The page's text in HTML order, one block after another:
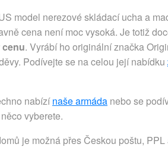
model nerezové skládací ucha a
cena není moc vysoká. Je totiž
. Vyrábí ho originální značka
Podívejte se na celou její nabídku
nabízínaše armáda nebo se
vyberete.
je možná přes Českou poštu,